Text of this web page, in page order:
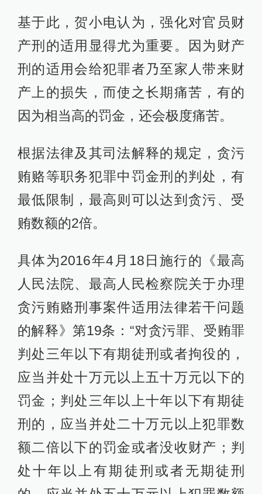
基于此，贺小电认为，强化对官员财
产刑的适用显得尤为重要。因为财产
刑的适用会给犯罪者乃至家人带来财
产上的损失，而使之长期痛苦，有的
因为相当高的罚金，还会极度痛苦。
根据法律及其司法解释的规定，贪污
贿赂等职务犯罪中罚金刑的判处，有
最低限制，最高则可以达到贪污、受
贿数额的2倍。
具体为2016年4月18日施行的《最高
人民法院、最高人民检察院关于办理
贪污贿赂刑事案件适用法律若干问题
的解释》第19条：“对贪污罪、受贿罪
判处三年以下有期徒刑或者拘役的，
应当并处十万元以上五十万元以下的
罚金；判处三年以上十年以下有期徒
刑的，应当并处二十万元以上犯罪数
额二倍以下的罚金或者没收财产；判
处十年以上有期徒刑或者无期徒刑